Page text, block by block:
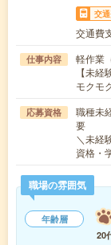
交
交通費
仕事内容
軽作業
【未
モクモ
応募資格
職種未
要
＼未経
資格・
職場の雰囲気
年齢層
20